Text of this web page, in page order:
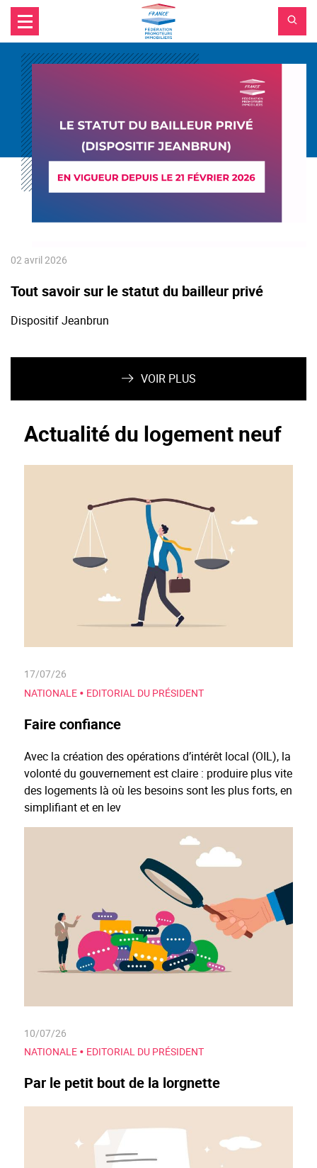
Aller au contenu principal
Aller au menu principal
Aller à la recherche
FPI
France
02 avril 2026
Tout savoir sur le statut du bailleur privé
Dispositif Jeanbrun
VOIR PLUS
Actualité du logement neuf
17/07/26
NATIONALE • EDITORIAL DU PRÉSIDENT
Faire confiance
Avec la création des opérations d’intérêt local (OIL), la
volonté du gouvernement est claire : produire plus vite
des logements là où les besoins sont les plus forts, en
simplifiant et en lev
10/07/26
NATIONALE • EDITORIAL DU PRÉSIDENT
Par le petit bout de la lorgnette